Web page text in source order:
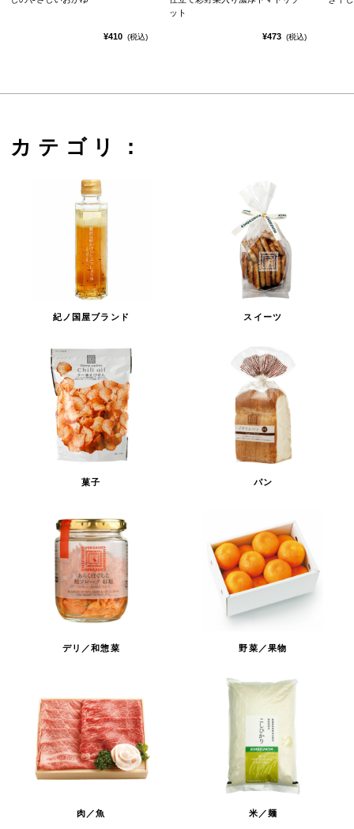
¥410 (税込)
ット
¥473 (税込)
カテゴリ：
紀ノ国屋ブランド スイーツ
菓子 パン
デリ／和惣菜 野菜／果物
肉／魚 米／麺